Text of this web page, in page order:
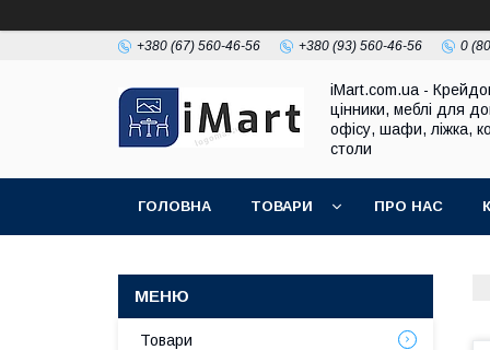
+380 (67) 560-46-56 +380 (93) 560-46-56 0
iMart.com.ua -
цінники, меблі для
офісу, шафи, ліжка,
столи
ГОЛОВНА ТОВАРИ ПРО НАС
Товари